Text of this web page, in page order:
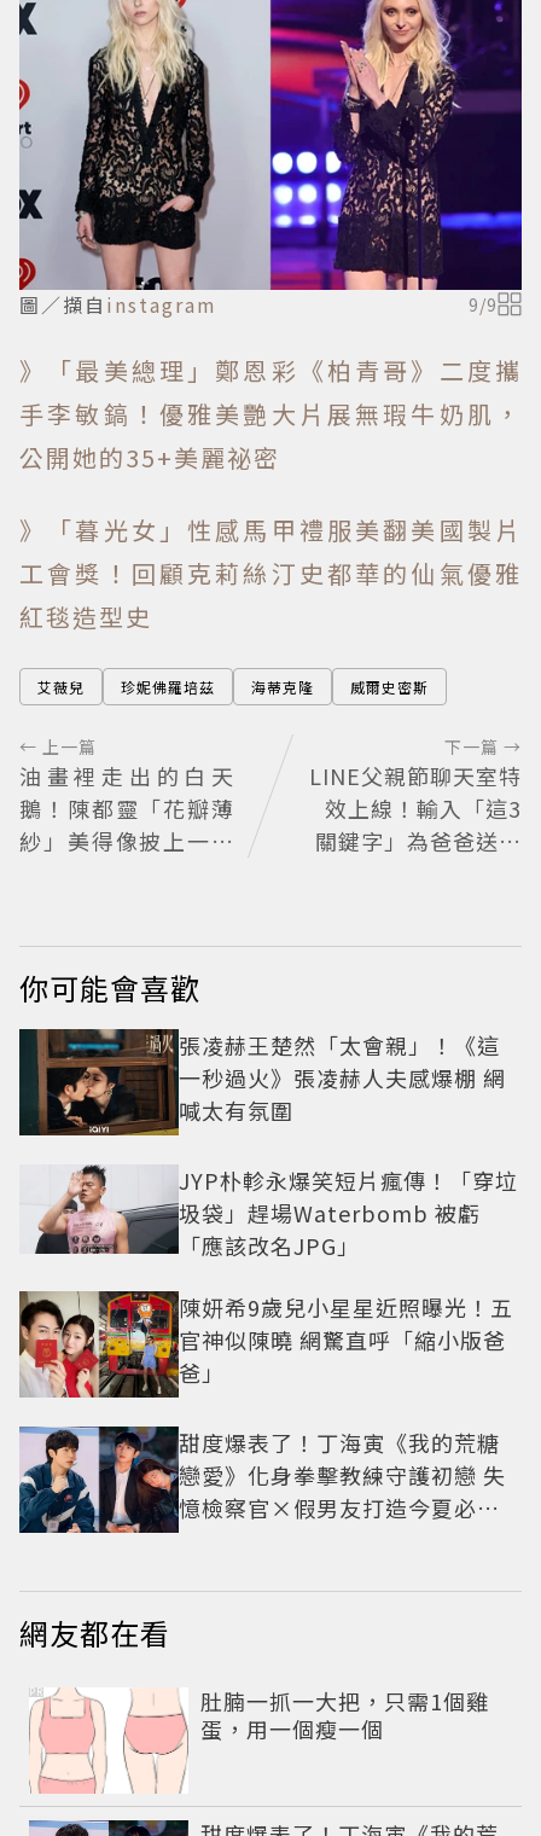
圖／擷自 instagram 9/9
》「最美總理」鄭恩彩《柏青哥》二度攜
手李敏鎬！優雅美艷大片展無瑕牛奶肌，
公開她的35+美麗祕密
》「暮光女」性感馬甲禮服美翻美國製片
工會獎！回顧克莉絲汀史都華的仙氣優雅
紅毯造型史
艾薇兒 珍妮佛羅培茲 海蒂克隆 威爾史密斯
← 上一篇
油畫裡走出的白天
鵝！陳都靈「花瓣薄
紗」美得像披上一層
仙
下一篇 →
LINE父親節聊天室特
效上線！輸入「這3
關鍵字」為爸爸送上
你可能會喜歡
張凌赫王楚然「太會親」！《這
一秒過火》張凌赫人夫感爆棚 網
喊太有氛圍
JYP朴軫永爆笑短片瘋傳！「穿垃
圾袋」趕場Waterbomb 被虧
「應該改名JPG」
陳妍希9歲兒小星星近照曝光！五
官神似陳曉 網驚直呼「縮小版爸
爸」
甜度爆表了！丁海寅《我的荒糖
戀愛》化身拳擊教練守護初戀 失
憶檢察官×假男友打造今夏必看
網友都在看
肚腩一抓一大把，只需1個雞
蛋，用一個瘦一個
PR